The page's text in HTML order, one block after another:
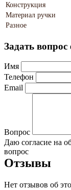
Конструкция
Материал ручки
Разное
Задать вопрос
Имя
Телефон
Email
Вопрос
Даю согласие на
вопрос
Отзывы
Нет отзывов об